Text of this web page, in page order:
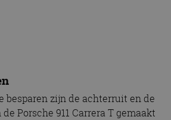
besparen zijn de achterruit en de
Porsche 911 Carrera T gemaakt